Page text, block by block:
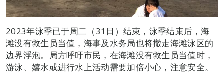
2023年泳季已于周二（31日）结束，泳季结束后，海
滩没有救生员当值，海事及水务局也将撤走海滩泳区的
边界浮泡。局方呼吁市民，在海滩没有救生员当值时，
游泳、嬉水或进行水上活动需要加倍小心，注意安全。